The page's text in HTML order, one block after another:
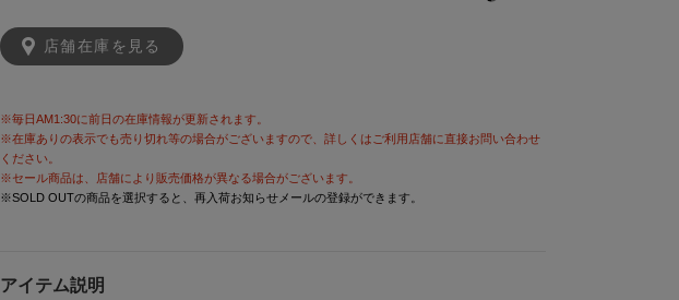
店舗在庫を見る
※毎日AM1:30に前日の在庫情報が更新されます。
※在庫ありの表示でも売り切れ等の場合がございますので、詳しくはご利用店舗に直接お問い合わせ
ください。
※セール商品は、店舗により販売価格が異なる場合がございます。
※SOLD OUTの商品を選択すると、再入荷お知らせメールの登録ができます。
アイテム説明